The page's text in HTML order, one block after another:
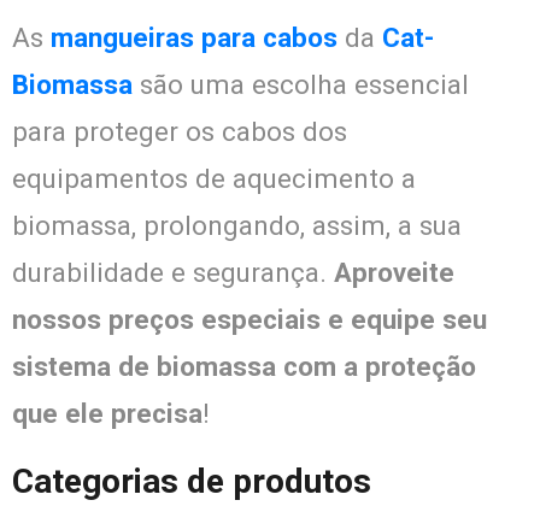
As mangueiras para cabos da Cat-
Biomassa são uma escolha essencial
para proteger os cabos dos
equipamentos de aquecimento a
biomassa, prolongando, assim, a sua
durabilidade e segurança. Aproveite
nossos preços especiais e equipe seu
sistema de biomassa com a proteção
que ele precisa!
Categorias de produtos